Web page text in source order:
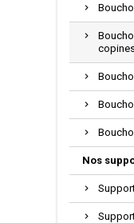
Nos